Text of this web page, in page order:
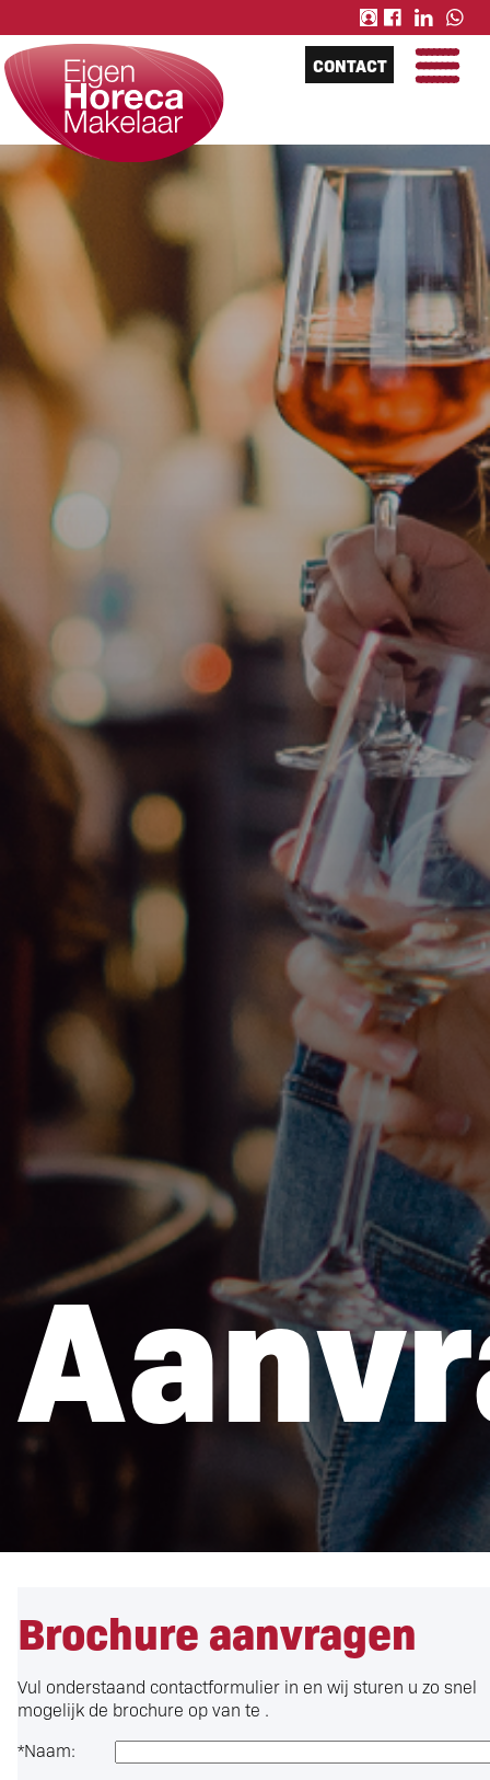
CONTACT
Brochure aanvragen
Vul onderstaand contactformulier in en wij sturen u zo snel
mogelijk de brochure op van te .
*Naam: